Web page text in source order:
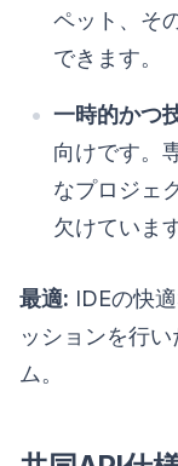
ペット、そ
できます。
一時的かつ
向けです。
なプロジェ
欠けています
最適: IDEの快
ッションを行
ム。